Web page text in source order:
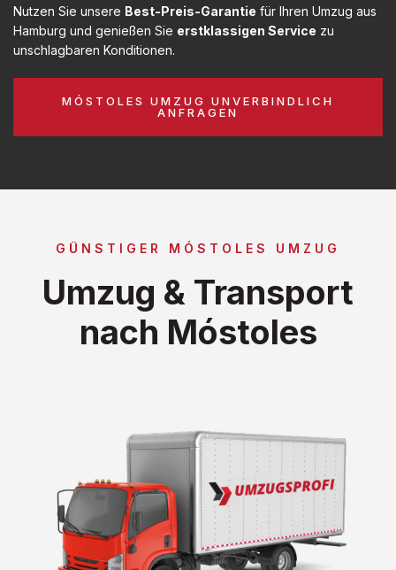
Nutzen Sie unsere Best-Preis-Garantie für Ihren Umzug aus
Hamburg und genießen Sie erstklassigen Service zu
unschlagbaren Konditionen.
MÓSTOLES UMZUG UNVERBINDLICH
ANFRAGEN
GÜNSTIGER MÓSTOLES UMZUG
Umzug & Transport
nach Móstoles